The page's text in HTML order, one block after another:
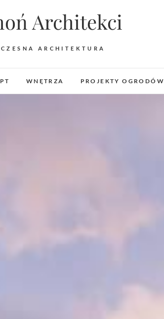
Architekci
ARCHITEKTURA
WNĘTRZA PROJEKTY OGRODÓW